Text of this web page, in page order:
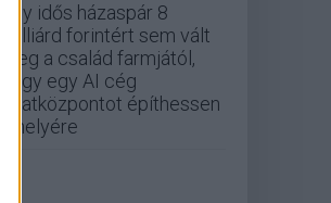
Egy idős házaspár 8
milliárd forintért sem vált
meg a család farmjától,
hogy egy AI cég
adatközpontot építhessen
a helyére